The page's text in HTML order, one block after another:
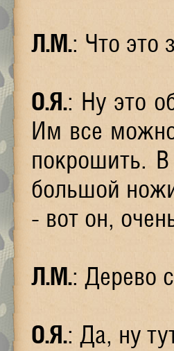
Л.М.: Что это
О.Я.: Ну это
Им все
покрошить.
большой
- вот он,
Л.М.: Дерево
О.Я.: Да, ну